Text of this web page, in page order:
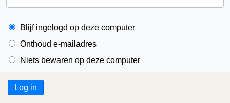
Blijf ingelogd op deze computer
Onthoud e-mailadres
Niets bewaren op deze computer
Log in